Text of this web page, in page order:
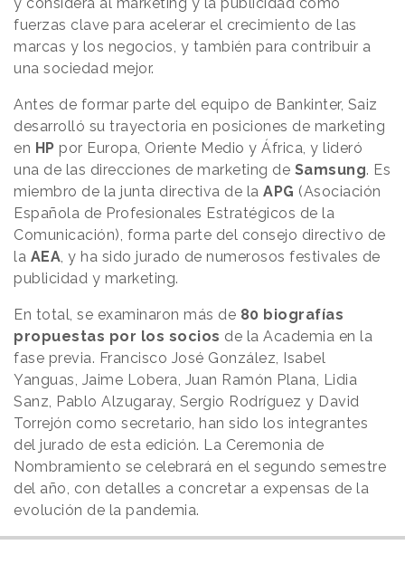
y considera al marketing y la publicidad como
fuerzas clave para acelerar el crecimiento de las
marcas y los negocios, y también para contribuir a
una sociedad mejor.
Antes de formar parte del equipo de Bankinter, Saiz
desarrolló su trayectoria en posiciones de marketing
en HP por Europa, Oriente Medio y África, y lideró
una de las direcciones de marketing de Samsung. Es
miembro de la junta directiva de la APG (Asociación
Española de Profesionales Estratégicos de la
Comunicación), forma parte del consejo directivo de
la AEA, y ha sido jurado de numerosos festivales de
publicidad y marketing.
En total, se examinaron más de 80 biografías
propuestas por los socios de la Academia en la
fase previa. Francisco José González, Isabel
Yanguas, Jaime Lobera, Juan Ramón Plana, Lidia
Sanz, Pablo Alzugaray, Sergio Rodríguez y David
Torrejón como secretario, han sido los integrantes
del jurado de esta edición. La Ceremonia de
Nombramiento se celebrará en el segundo semestre
del año, con detalles a concretar a expensas de la
evolución de la pandemia.